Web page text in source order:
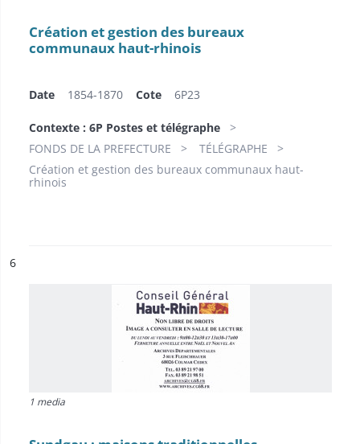
Création et gestion des bureaux
communaux haut-rhinois
Date 1854-1870 Cote 6P23
Contexte : 6P Postes et télégraphe
FONDS DE LA PREFECTURE
TÉLÉGRAPHE
Création et gestion des bureaux communaux haut-
rhinois
n°
6
1 media